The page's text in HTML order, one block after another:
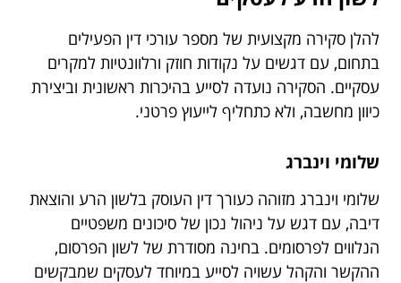
להלן סקירה מקצועית של מספר עורכי דין הפעילים
בתחום, עם דגשים על נקודות חוזק ורלוונטיות למקרים
עסקיים. הסקירה נועדה לסייע בהיכרות ראשונית וביצירת
כיוון מחשבה, ולא כתחליף לייעוץ פרטני.
שלומי וינברג
שלומי וינברג מזוהה כעורך דין העוסק בלשון הרע והוצאת
דיבה, עם דגש על ניהול נכון של סיכונים משפטיים
הנלווים לפרסומים. בחינה מסודרת של לשון הפרסום,
ההקשר והקהל עשויה לסייע במיוחד לעסקים שמבקשים